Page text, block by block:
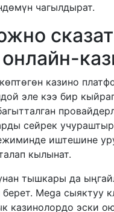
чагылдырат.
казино
эле кээ бир
сейрек
иштешине
кылынат.
тышкары да
берет. Mega сыяктуу
казинолордо эски